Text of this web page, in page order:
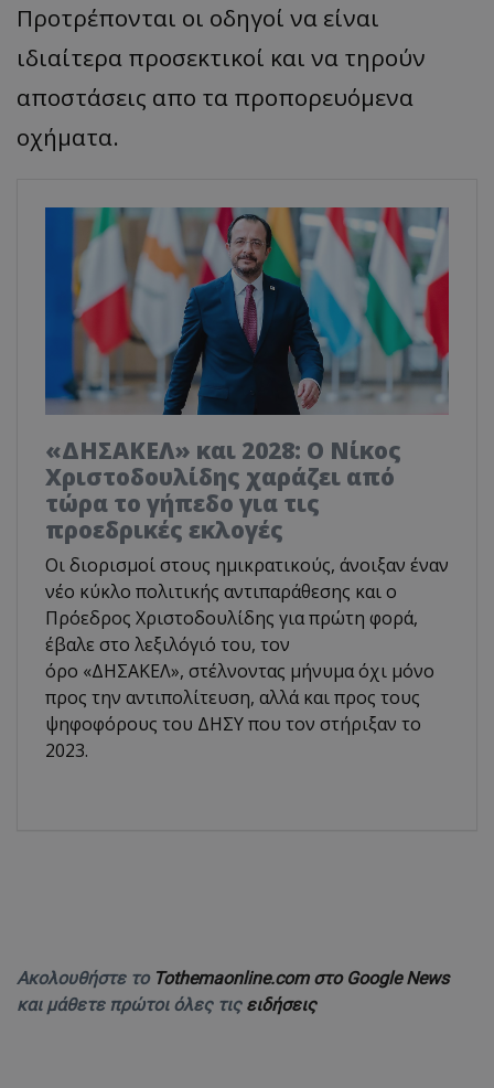
Προτρέπονται οι οδηγοί να είναι
ιδιαίτερα προσεκτικοί και να τηρούν
αποστάσεις απο τα προπορευόμενα
οχήματα.
«ΔΗΣΑΚΕΛ» και 2028: Ο Νίκος
Χριστοδουλίδης χαράζει από
τώρα το γήπεδο για τις
προεδρικές εκλογές
Οι διορισμοί στους ημικρατικούς, άνοιξαν έναν
νέο κύκλο πολιτικής αντιπαράθεσης και ο
Πρόεδρος Χριστοδουλίδης για πρώτη φορά,
έβαλε στο λεξιλόγιό του, τον
όρο «ΔΗΣΑΚΕΛ», στέλνοντας μήνυμα όχι μόνο
προς την αντιπολίτευση, αλλά και προς τους
ψηφοφόρους του ΔΗΣΥ που τον στήριξαν το
2023.
Ακολουθήστε το Tothemaonline.com στο Google News
και μάθετε πρώτοι όλες τις ειδήσεις